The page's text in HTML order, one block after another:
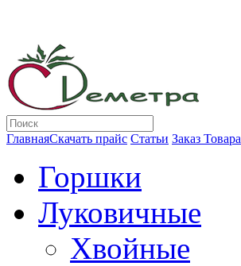
ГлавнаяСкачать прайс Статьи Заказ Товара
Горшки
Луковичные
Хвойные